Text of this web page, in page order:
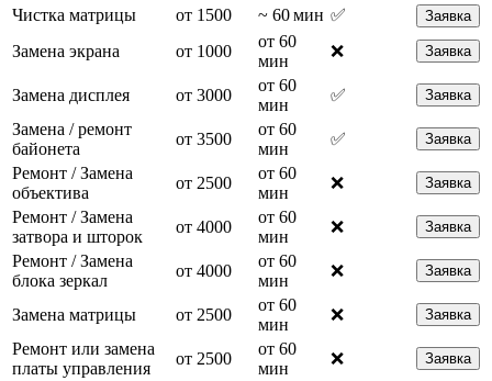
Чистка матрицы от 1500 ~ 60 мин ✅ Заявка
Замена экрана от 1000
от 60
мин
❌ Заявка
Замена дисплея от 3000
от 60
мин
✅ Заявка
Замена / ремонт
байонета
от 3500
от 60
мин
✅ Заявка
Ремонт / Замена
объектива
от 2500
от 60
мин
❌ Заявка
Ремонт / Замена
затвора и шторок
от 4000
от 60
мин
❌ Заявка
Ремонт / Замена
блока зеркал
от 4000
от 60
мин
❌ Заявка
Замена матрицы от 2500
от 60
мин
❌ Заявка
Ремонт или замена
платы управления
от 2500
от 60
мин
❌ Заявка